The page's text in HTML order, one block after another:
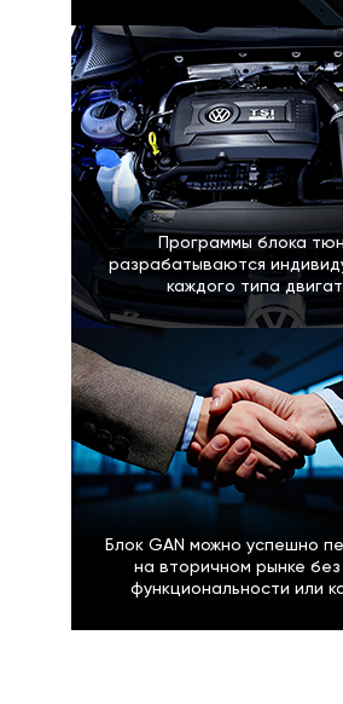
Программы блока
разрабатываются
каждого типа
Блок GAN можно успешно
на вторичном рынке
функциональности или